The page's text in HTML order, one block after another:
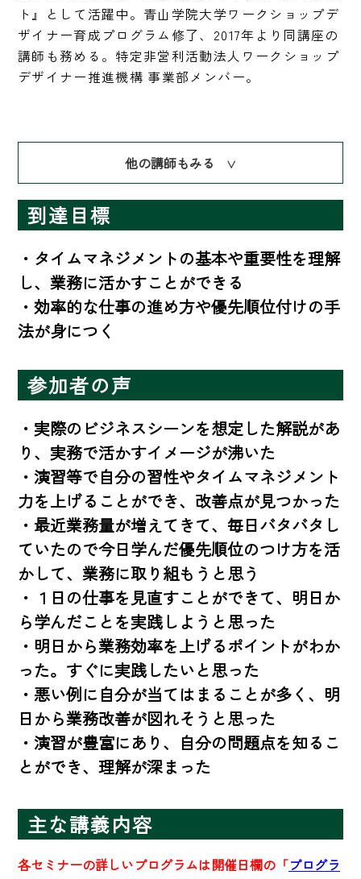
ト』として活躍中。青山学院大学ワークショップデ
ザイナー育成プログラム修了、2017年より同講座の
講師も務める。特定非営利活動法人ワークショップ
デザイナー推進機構 事業部メンバー。
他の講師もみる ∨
到達目標
・タイムマネジメントの基本や重要性を理解
し、業務に活かすことができる
・効率的な仕事の進め方や優先順位付けの手
法が身につく
参加者の声
・実際のビジネスシーンを想定した解説があ
り、実務で活かすイメージが沸いた
・演習等で自分の習性やタイムマネジメント
力を上げることができ、改善点が見つかった
・最近業務量が増えてきて、毎日バタバタし
ていたので今日学んだ優先順位のつけ方を活
かして、業務に取り組もうと思う
・１日の仕事を見直すことができて、明日か
ら学んだことを実践しようと思った
・明日から業務効率を上げるポイントがわか
った。すぐに実践したいと思った
・悪い例に自分が当てはまることが多く、明
日から業務改善が図れそうと思った
・演習が豊富にあり、自分の問題点を知るこ
とができ、理解が深まった
主な講義内容
各セミナーの詳しいプログラムは開催日欄の「プログラ